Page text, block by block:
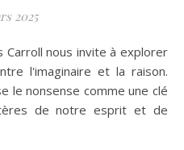
2025
l'imaginaire et la raison.
le nonsense comme une clé
de notre esprit et de